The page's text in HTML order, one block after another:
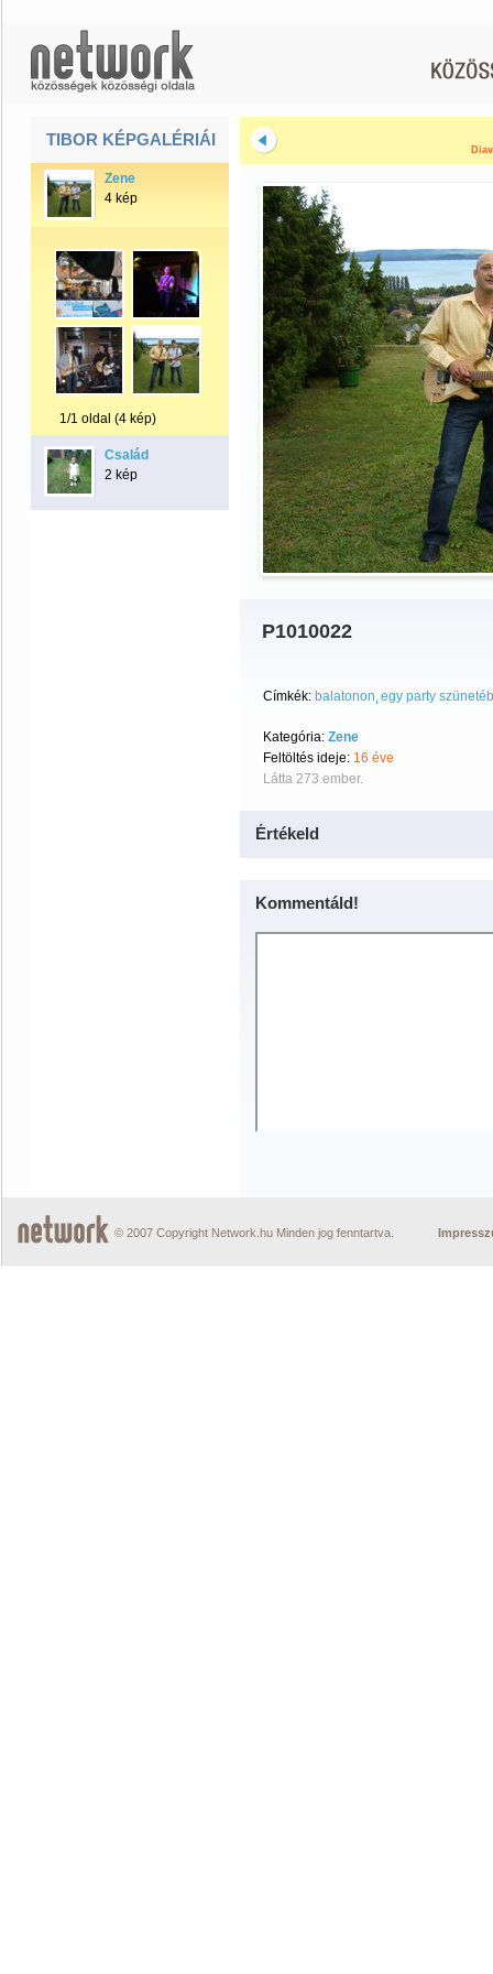
TIBOR KÉPGALÉRIÁI
Zene
4 kép
1/1 oldal (4 kép)
Család
2 kép
P1010022
Címkék: balatonon egy party
Kategória: Zene
Feltöltés ideje: 16 éve
Látta 273 ember.
Értékeld
Kommentáld!
© 2007 Copyright Network.hu Minden jog fenntartva.